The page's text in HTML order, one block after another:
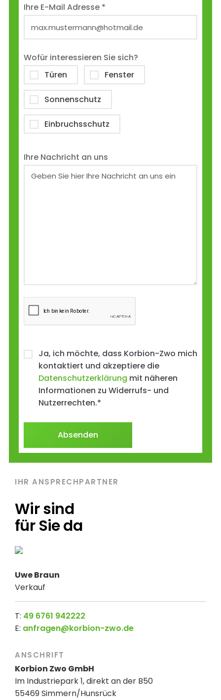
Ihre E-Mail Adresse *
Wofür interessieren Sie sich?
Türen
Fenster
Sonnenschutz
Einbruchsschutz
Ihre Nachricht an uns
Ja, ich möchte, dass Korbion-Zwo mich
kontaktiert und akzeptiere die
Datenschutzerklärung mit näheren
Informationen zu Widerrufs- und
Nutzerrechten.*
IHR ANSPRECHPARTNER
Wir sind
für Sie da
Uwe Braun
Verkauf
T: 49 6761 942222
E: anfragen@korbion-zwo.de
ANSCHRIFT
Korbion Zwo GmbH
Im Industriepark 1, direkt an der B50
55469 Simmern/Hunsrück